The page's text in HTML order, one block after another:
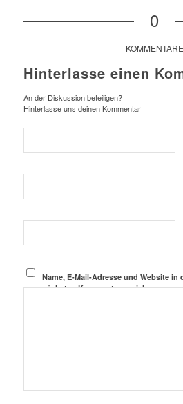
0
KOMMENTARE
Hinterlasse einen
An der Diskussion beteiligen?
Hinterlasse uns deinen Kommentar!
Name, E-Mail-Adresse und Website
nächsten Kommentar speichern.